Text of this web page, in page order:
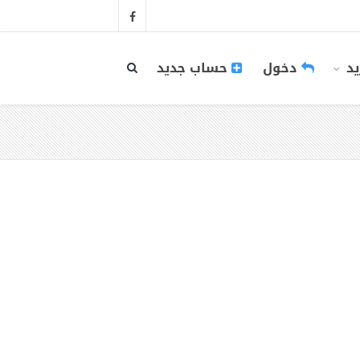
دخول حساب جديد